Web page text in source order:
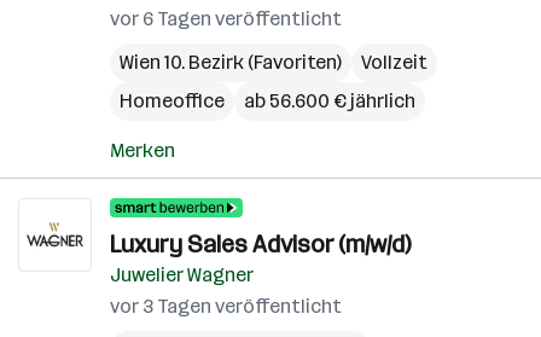
vor 6 Tagen veröffentlicht
Wien 10. Bezirk (Favoriten)
Vollzeit
Homeoffice
ab 56.600 € jährlich
Merken
Luxury Sales Advisor (m/w/d)
Juwelier Wagner
vor 3 Tagen veröffentlicht